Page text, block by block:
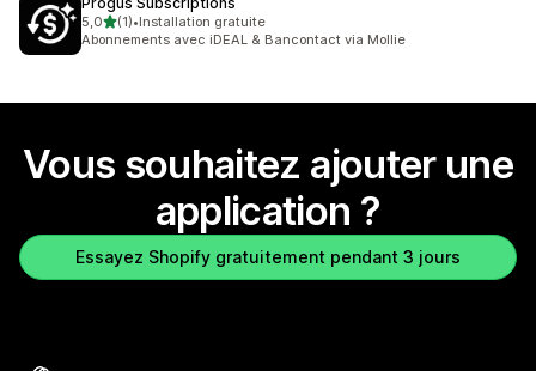
5,0étoile(s) sur 5
(1)
1 avis au total
•Installation gratuite
Abonnements avec iDEAL & Bancontact via Mollie
Vous souhaitez ajouter une
application ?
Essayez Shopify gratuitement pendant 3 jours